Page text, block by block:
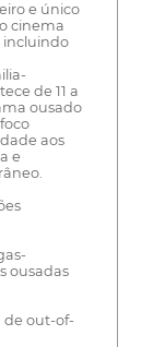
e único
cinema
incluindo
de 11 a
ousado
aos
e
ousadas
de out-of-